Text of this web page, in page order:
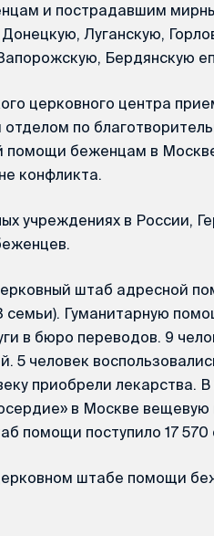
и пострадавшим
Донецкую, Луганскую,
Бердянскую
церковного центра
по
помощи беженцам в
конфликта.
учреждениях в России,
штаб адресной
семьи). Гуманитарную
в бюро переводов. 9
5 человек
приобрели лекарства.
в Москве
помощи поступило 17
штабе помощи